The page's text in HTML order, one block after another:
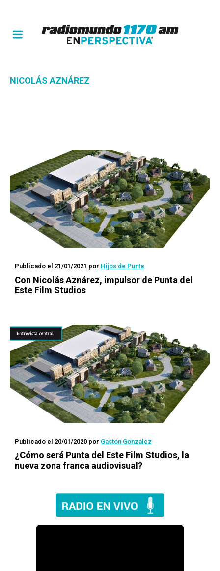
NICOLÁS AZNÁREZ
Publicado el 21/01/2021 por Hijos de Punta
Con Nicolás Aznárez, impulsor de Punta del
Este Film Studios
Publicado el 20/01/2020 por Gastón González
¿Cómo será Punta del Este Film Studios, la
nueva zona franca audiovisual?